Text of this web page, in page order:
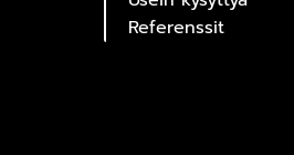
Referenssit